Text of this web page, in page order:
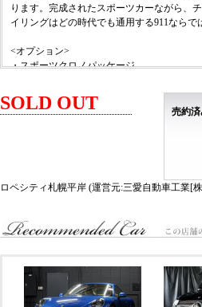
ります。完成されたスポーツカーながら、
イリングはどの時代でも通用する911ならで
<オプション>
・スポーツクロノパッケージ
・バックカメラ
・アルカンターラルーフライナー
強化ブレーキシステム/レッドキャリパー/
ンテリアパーツ/アルミカラーメーターパ
ミ製サスペンション/ドリルドディスク
3.8L 水平対向6気筒24バルブ
385ps/42.8kgm 全長4435ｍm×全幅1810mm×
ロペシティ札幌平岸ショールーム
〒062-0931 北海道札幌市豊平区平岸1条10丁
ＴＥＬ：011-827-1581
SOLD OUT 売約済
ロペシティ札幌平岸 (運営元:三愛自動車工業[